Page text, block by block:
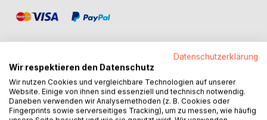
BESCHREIBUNG
Es wurde eine kurze und streng systematische Auflistung
Datenschutzerklärung
Wir respektieren den Datenschutz
Wir nutzen Cookies und vergleichbare Technologien auf unserer
Website. Einige von ihnen sind essenziell und technisch notwendig.
Daneben verwenden wir Analysemethoden (z. B. Cookies oder
Fingerprints sowie serverseitiges Tracking), um zu messen, wie häufig